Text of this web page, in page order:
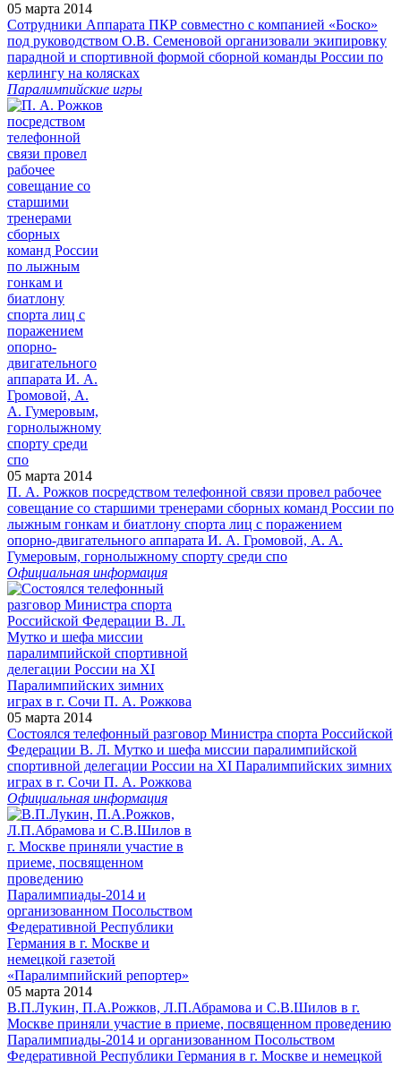
05 марта 2014
Сотрудники Аппарата ПКР совместно с компанией «Боско»
под руководством О.В. Семеновой организовали экипировку
парадной и спортивной формой сборной команды России по
керлингу на колясках
Паралимпийские игры
05 марта 2014
П. А. Рожков посредством телефонной связи провел рабочее
совещание со старшими тренерами сборных команд России по
лыжным гонкам и биатлону спорта лиц с поражением
опорно-двигательного аппарата И. А. Громовой, А. А.
Гумеровым, горнолыжному спорту среди спо
Официальная информация
05 марта 2014
Состоялся телефонный разговор Министра спорта Российской
Федерации В. Л. Мутко и шефа миссии паралимпийской
спортивной делегации России на XI Паралимпийских зимних
играх в г. Сочи П. А. Рожкова
Официальная информация
05 марта 2014
В.П.Лукин, П.А.Рожков, Л.П.Абрамова и С.В.Шилов в г.
Москве приняли участие в приеме, посвященном проведению
Паралимпиады-2014 и организованном Посольством
Федеративной Республики Германия в г. Москве и немецкой